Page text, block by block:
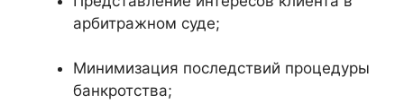
арбитражном суде;
Минимизация последствий процедуры
банкротства;